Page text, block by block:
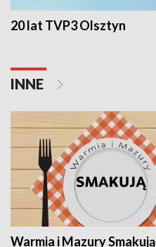
20 lat TVP3 Olsztyn
INNE
Warmia i Mazury Smakują